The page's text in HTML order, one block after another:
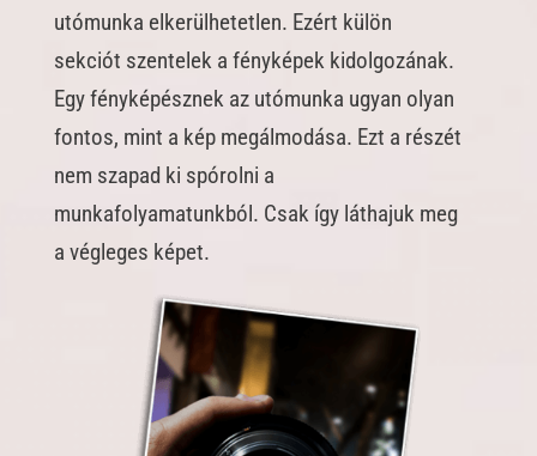
utómunka elkerülhetetlen. Ezért külön
sekciót szentelek a fényképek kidolgozának.
Egy fényképésznek az utómunka ugyan olyan
fontos, mint a kép megálmodása. Ezt a részét
nem szapad ki spórolni a
munkafolyamatunkból. Csak így láthajuk meg
a végleges képet.